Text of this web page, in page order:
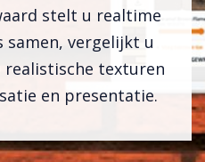
stelt u realtime
samen, vergelijkt u
texturen
en presentatie.